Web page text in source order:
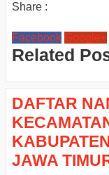
Share :
Facebook Google+
Related
DAFTAR
JAWA